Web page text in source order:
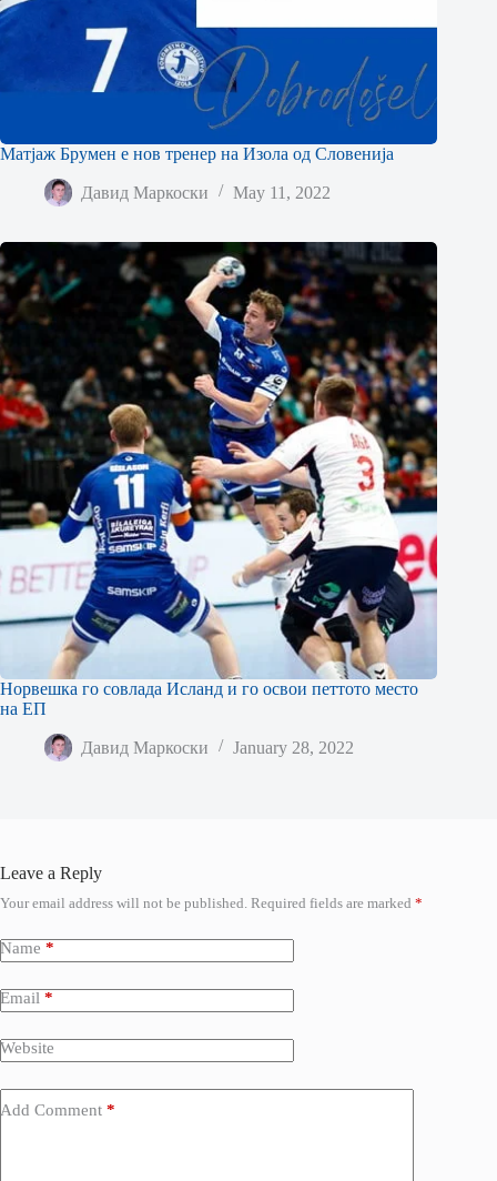
Матјаж Брумен е нов тренер на Изола од Словенија
Давид Маркоски May 11, 2022
Норвешка го совлада Исланд и го освои петтото место
на ЕП
Давид Маркоски January 28, 2022
Leave a Reply
Your email address will not be published. Required fields are marked *
Name *
Email *
Website
Add Comment *